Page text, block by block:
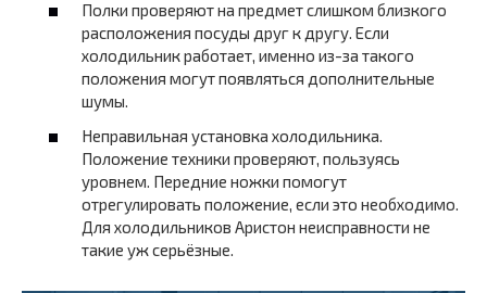
Полки проверяют на предмет слишком близкого
расположения посуды друг к другу. Если
холодильник работает, именно из-за такого
положения могут появляться дополнительные
шумы.
Неправильная установка холодильника.
Положение техники проверяют, пользуясь
уровнем. Передние ножки помогут
отрегулировать положение, если это необходимо.
Для холодильников Аристон неисправности не
такие уж серьёзные.